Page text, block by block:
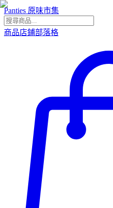
Panties 原味市集
商品店鋪部落格